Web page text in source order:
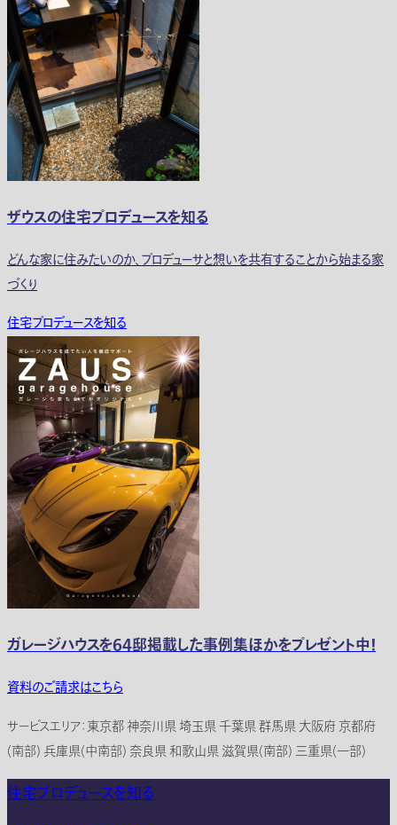
ザウスの住宅プロデュースを知る
どんな家に住みたいのか、プロデューサと想いを共有することから始まる家
づくり
住宅プロデュースを知る
ガレージハウスを64邸掲載した事例集ほかをプレゼント中！
資料のご請求はこちら
サービスエリア：東京都 神奈川県 埼玉県 千葉県 群馬県 大阪府 京都府
(南部) 兵庫県(中南部) 奈良県 和歌山県 滋賀県(南部) 三重県(一部)
住宅プロデュースを知る